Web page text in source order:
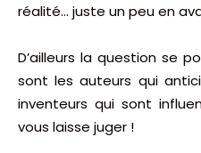
réalité… juste un peu en
D’ailleurs la question se
sont les auteurs qui
inventeurs qui sont
vous laisse juger !